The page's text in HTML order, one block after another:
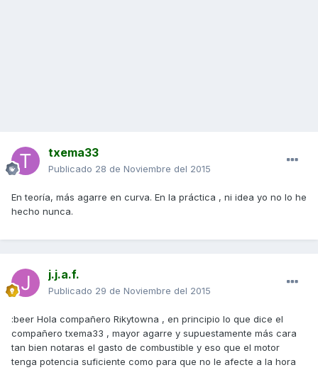
txema33
Publicado 28 de Noviembre del 2015
En teoría, más agarre en curva. En la práctica , ni idea yo no lo he
hecho nunca.
j.j.a.f.
Publicado 29 de Noviembre del 2015
:beer Hola compañero Rikytowna , en principio lo que dice el
compañero txema33 , mayor agarre y supuestamente más cara
tan bien notaras el gasto de combustible y eso que el motor
tenga potencia suficiente como para que no le afecte a la hora